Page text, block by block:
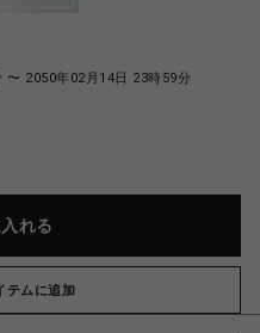
〜 2050年02月14日 23時59分
れる
テムに追加